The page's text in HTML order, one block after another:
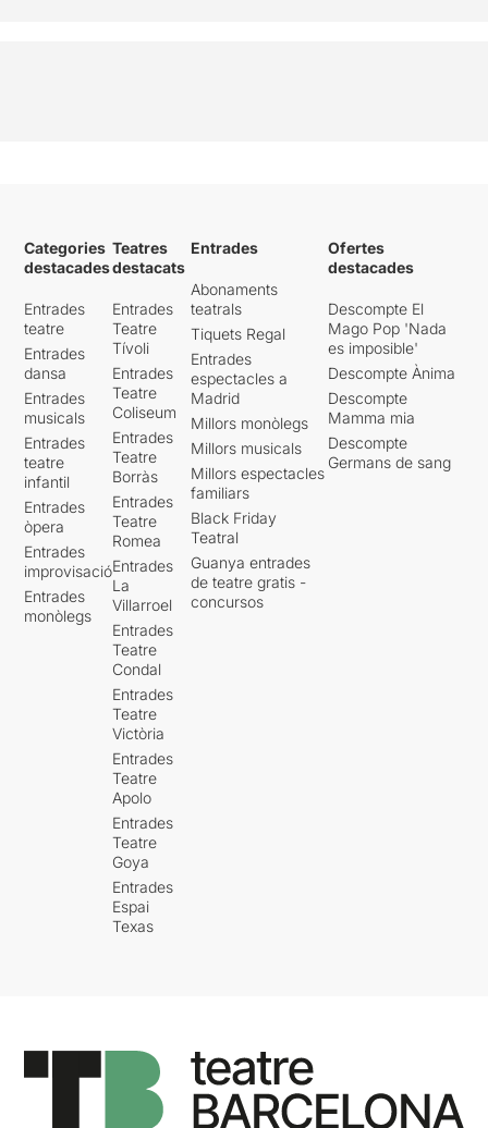
Categories
destacades
Entrades
teatre
Entrades
dansa
Entrades
musicals
Entrades
teatre
infantil
Entrades
òpera
Entrades
improvisació
Entrades
monòlegs
Teatres
destacats
Entrades
Teatre
Tívoli
Entrades
Teatre
Coliseum
Entrades
Teatre
Borràs
Entrades
Teatre
Romea
Entrades
La
Villarroel
Entrades
Teatre
Condal
Entrades
Teatre
Victòria
Entrades
Teatre
Apolo
Entrades
Teatre
Goya
Entrades
Espai
Texas
Entrades
Abonaments
teatrals
Tiquets Regal
Entrades
espectacles a
Madrid
Millors monòlegs
Millors musicals
Millors espectacles
familiars
Black Friday
Teatral
Guanya entrades
de teatre gratis -
concursos
Ofertes
destacades
Descompte El
Mago Pop 'Nada
es imposible'
Descompte Ànima
Descompte
Mamma mia
Descompte
Germans de sang